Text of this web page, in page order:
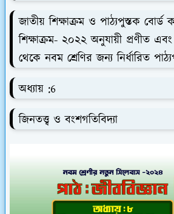
জাতীয় শিক্ষাক্রম ও পাঠ্যপুস্তক বোর্ড
শিক্ষাক্রম- ২০২২ অনুযায়ী প্রণীত এবং
থেকে নবম শ্রেণির জন্য নির্ধারিত
অধ্যায় :6
জিনতত্ত্ব ও বংশগতিবিদ্যা